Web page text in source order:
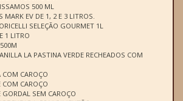
500 ML
MARK EV DE 1, 2 E 3 LITROS.
SELEÇÃO GOURMET 1L
1 LITRO
LA PASTINA VERDE RECHEADOS COM
COM CAROÇO
COM CAROÇO
GORDAL SEM CAROÇO